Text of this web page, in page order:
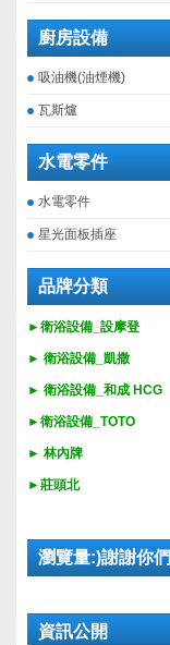
廚房設備
吸油機(油煙機)
瓦斯爐
水電零件
水電零件
星光面板插座
品牌分類
►衛浴設備_設摩登
► 衛浴設備_ 凱撒
► 衛浴設備_ 和成 HCG
►衛浴設備_ TOTO
► 林內牌
►莊頭北
瀏覽量:)謝謝你們
資訊公開